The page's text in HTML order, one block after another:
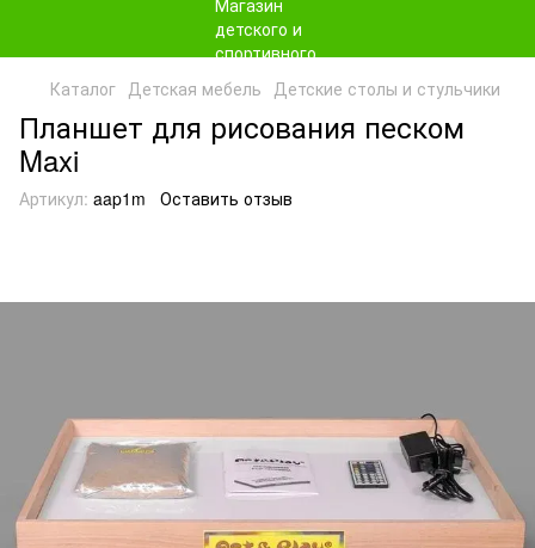
Каталог Детская мебель Детские столы и стульчики
Планшет для рисования песком
Maxi
Артикул: aap1m Оставить отзыв